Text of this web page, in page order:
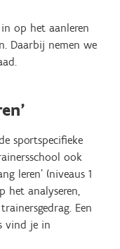
op het aanleren
Daarbij nemen we
sportspecifieke
ook
leren’ (niveaus 1
het analyseren,
Een
vind je in